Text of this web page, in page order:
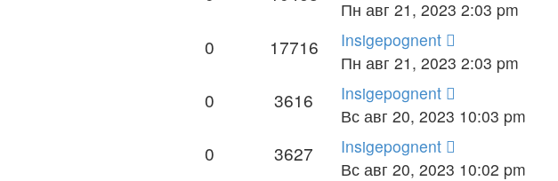
Пн авг 21, 2023 2:03 pm
0 17716
Insigepognent
Пн авг 21, 2023 2:03 pm
0 3616
Insigepognent
Вс авг 20, 2023 10:03 pm
0 3627
Insigepognent
Вс авг 20, 2023 10:02 pm